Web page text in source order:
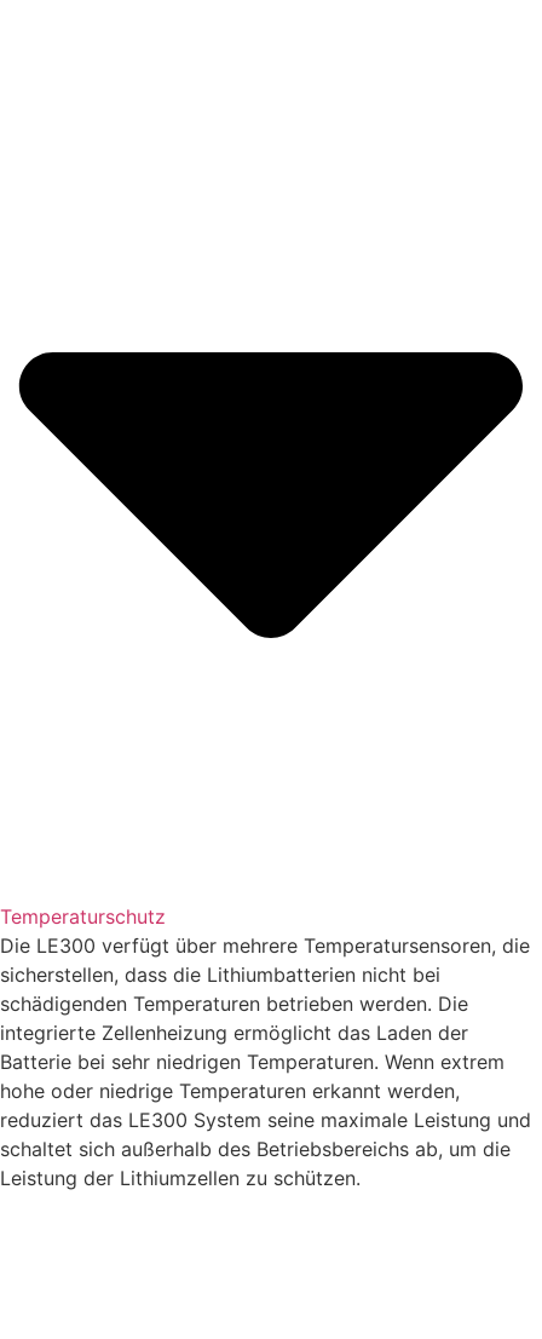
Temperaturschutz
Die LE300 verfügt über mehrere Temperatursensoren, die
sicherstellen, dass die Lithiumbatterien nicht bei
schädigenden Temperaturen betrieben werden. Die
integrierte Zellenheizung ermöglicht das Laden der
Batterie bei sehr niedrigen Temperaturen. Wenn extrem
hohe oder niedrige Temperaturen erkannt werden,
reduziert das LE300 System seine maximale Leistung und
schaltet sich außerhalb des Betriebsbereichs ab, um die
Leistung der Lithiumzellen zu schützen.